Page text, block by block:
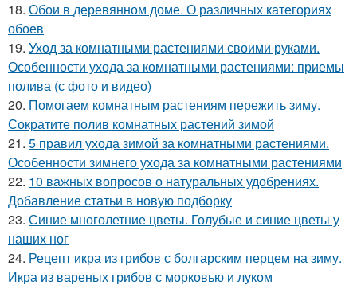
18. Обои в деревянном доме. О различных категориях
обоев
19. Уход за комнатными растениями своими руками.
Особенности ухода за комнатными растениями: приемы
полива (с фото и видео)
20. Помогаем комнатным растениям пережить зиму.
Сократите полив комнатных растений зимой
21. 5 правил ухода зимой за комнатными растениями.
Особенности зимнего ухода за комнатными растениями
22. 10 важных вопросов о натуральных удобрениях.
Добавление статьи в новую подборку
23. Синие многолетние цветы. Голубые и синие цветы у
наших ног
24. Рецепт икра из грибов с болгарским перцем на зиму.
Икра из вареных грибов с морковью и луком